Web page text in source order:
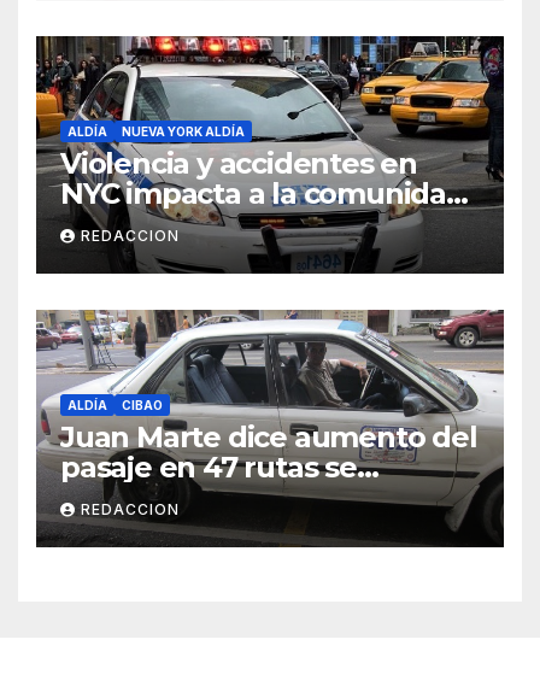
ALDÍA NUEVA YORK ALDÍA
Violencia y accidentes en
NYC impacta a la comunidad
dominicana
REDACCION
ALDÍA CIBAO
Juan Marte dice aumento del
pasaje en 47 rutas se
mantiene
REDACCION